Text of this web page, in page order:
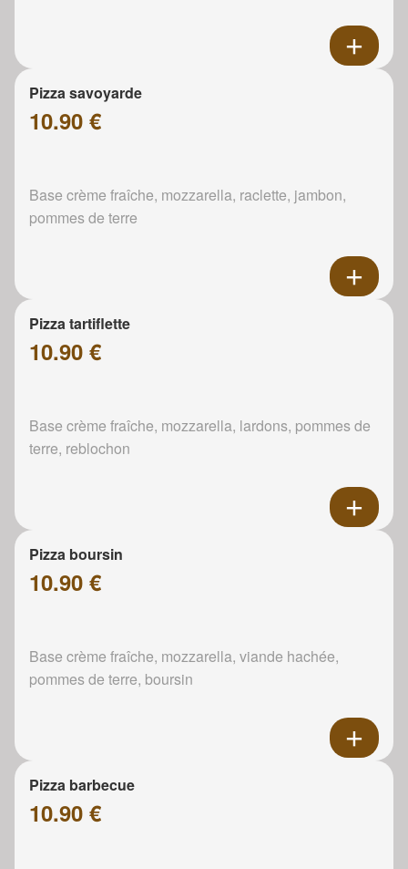
Pizza savoyarde
10.90 €
Base crème fraîche, mozzarella, raclette, jambon,
pommes de terre
Pizza tartiflette
10.90 €
Base crème fraîche, mozzarella, lardons, pommes de
terre, reblochon
Pizza boursin
10.90 €
Base crème fraîche, mozzarella, viande hachée,
pommes de terre, boursin
Pizza barbecue
10.90 €